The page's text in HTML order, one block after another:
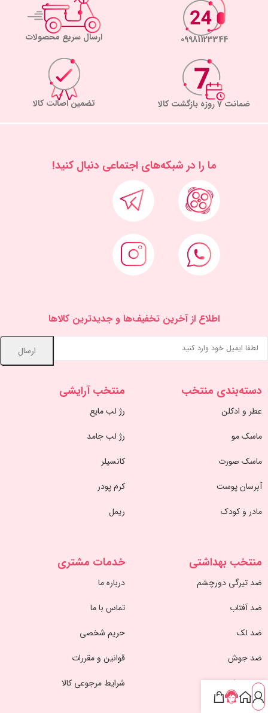
09981123344 ارسال سریع محصولات
ضمانت 7 روزه بازگشت کالا تضمین اصالت کالا
اطلاع از آخرین تخفیف‌ها و جدیدترین کالاها
ما را در شبكه‌های اجتماعی دنبال کنید!
دسته‌بندی منتخب
عطر و ادکلن
ماسک مو
ماسک صورت
آبرسان پوست
مادر و کودک
منتخب آرایشی
رژ لب مایع
رژ لب جامد
کانسیلر
کرم پودر
ریمل
منتخب بهداشتی
ضد تیرگی دورچشم
ضد آفتاب
ضد لک
ضد جوش
ضد ریزش
خدمات مشتری
درباره ما
تماس با ما
حریم شخصی
قوانین و مقررات
شرایط مرجوعی کالا